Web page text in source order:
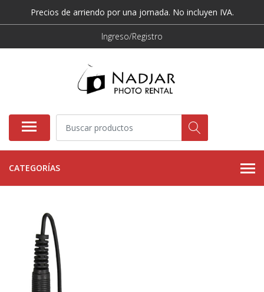
Precios de arriendo por una jornada. No incluyen IVA.
Ingreso/Registro
CATEGORÍAS